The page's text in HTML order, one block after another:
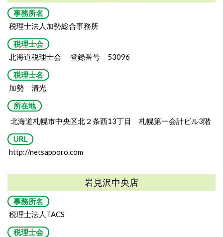
事務所名
税理士法人加勢総合事務所
税理士会
北海道税理士会 登録番号 53096
税理士名
加勢 清光
所在地
北海道札幌市中央区北２条西13丁目 札幌第一会計ビル3階
URL
http://netsapporo.com
岩見沢中央店
事務所名
税理士法人TACS
税理士会